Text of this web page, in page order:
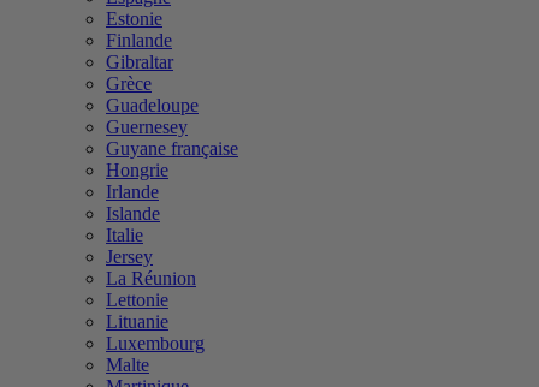
Estonie
Finlande
Gibraltar
Grèce
Guadeloupe
Guernesey
Guyane française
Hongrie
Irlande
Islande
Italie
Jersey
La Réunion
Lettonie
Lituanie
Luxembourg
Malte